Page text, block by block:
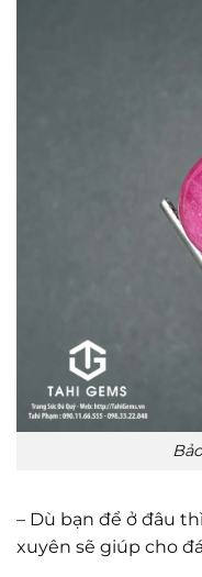
– Dù bạn để ở đâu
xuyên sẽ giúp cho